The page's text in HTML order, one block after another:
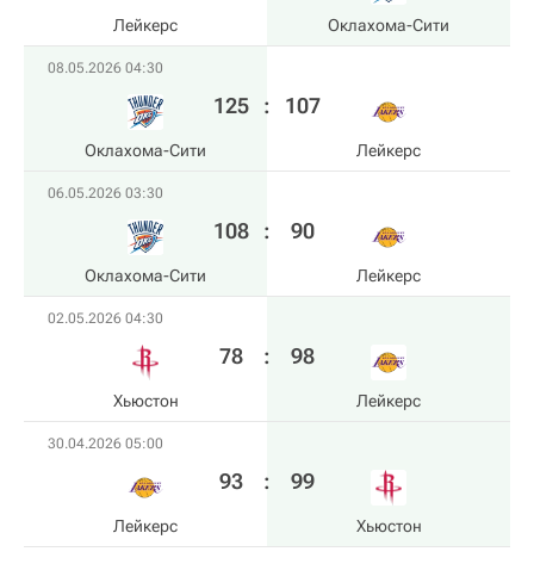
Лейкерс Оклахома-Сити
08.05.2026 04:30
Оклахома-Сити
125 : 107
Лейкерс
06.05.2026 03:30
Оклахома-Сити
108 : 90
Лейкерс
02.05.2026 04:30
Хьюстон
78 : 98
Лейкерс
30.04.2026 05:00
Лейкерс
93 : 99
Хьюстон